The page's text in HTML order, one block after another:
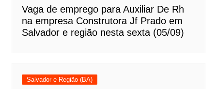
Vaga de emprego para Auxiliar De Rh
na empresa Construtora Jf Prado em
Salvador e região nesta sexta (05/09)
Salvador e Região (BA)